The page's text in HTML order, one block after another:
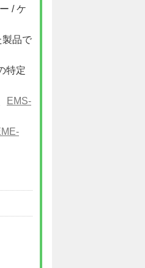
/ ケ
製品で
特定
EMS-